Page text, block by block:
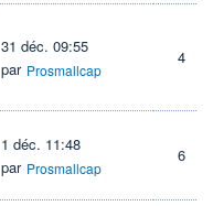
31 déc. 09:55
par Prosmallcap
4
1 déc. 11:48
par Prosmallcap
6